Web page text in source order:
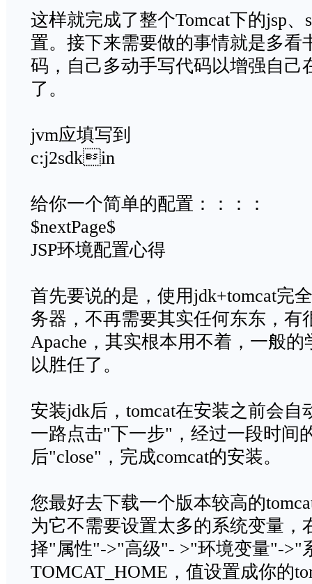
这样就完成了整个Tomcat下的jsp、
置。接下来需要做的事情就是多看
码，自己多动手写代码以增强自己
了。
jvm应填写到
c:j2sdkin
给你一个简单的配置：：：：
$nextPage$
JSP环境配置心得
首先要说的是，使用jdk+tomcat完
务器，不再需要其实任何东东，有
Apache，其实根本用不着，一般的
以胜任了。
安装jdk后，tomcat在安装之前会
一路点击"下一步"，经过一段时间
后"close"，完成comcat的安装。
您最好去下载一个版本较高的
为它不需要设置太多的系统变量，
择"属性"->"高级"- >"环境变量"->"
TOMCAT_HOME，值设置成你的